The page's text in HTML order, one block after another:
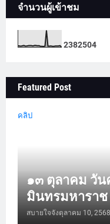
จำนวนผู้เข้าชม
2382504
Featured Post
คลิป
๑๓ ตุลาคม วัน
มินทรมหาราช
สบายใจจังตุลาคม 10, 2568